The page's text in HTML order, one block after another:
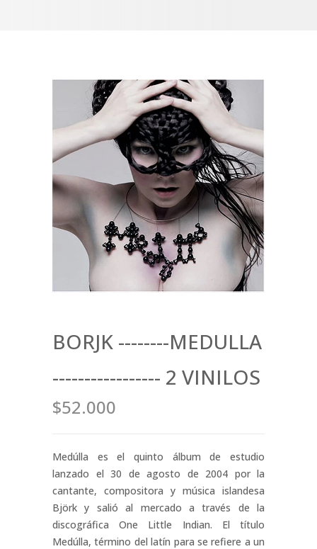
BORJK --------MEDULLA
----------------- 2 VINILOS
$52.000
Medúlla es el quinto álbum de estudio
lanzado el 30 de agosto de 2004 por la
cantante, compositora y música islandesa
Björk y salió al mercado a través de la
discográfica One Little Indian. El título
Medúlla, término del latín para se refiere a un